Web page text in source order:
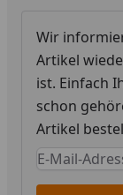
Wir
Artikel
ist. Einfach
schon
Artikel
Keine
Eingabe